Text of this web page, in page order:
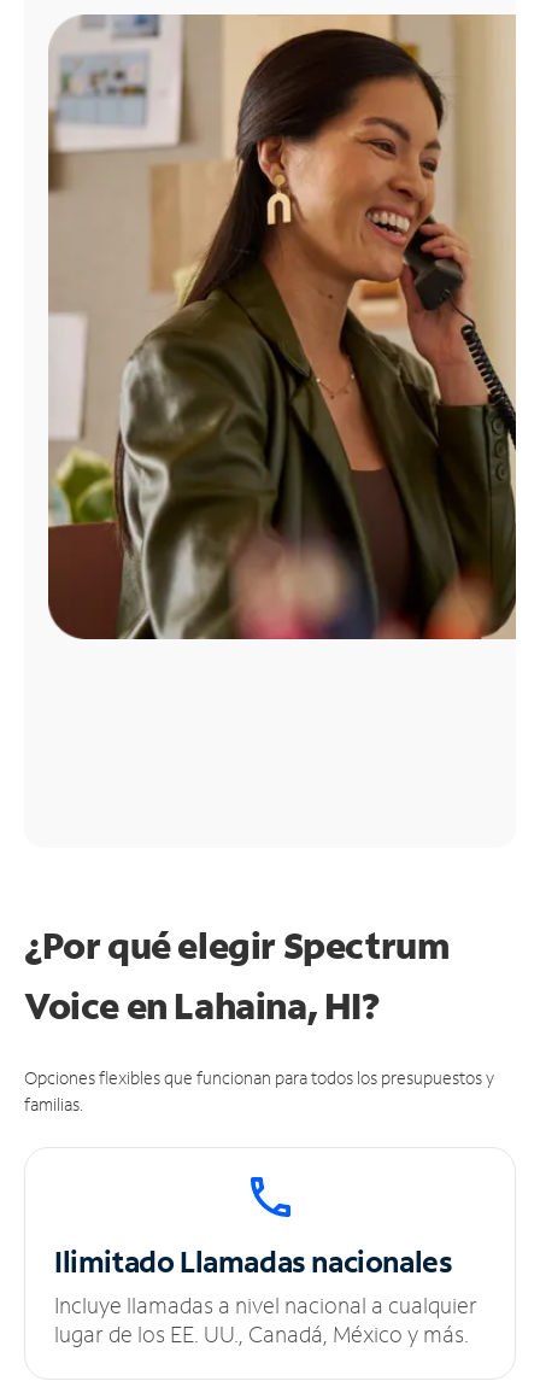
Administrar
cuenta
Encuentra
tienda
¿Por qué elegir Spectrum
Voice en Lahaina, HI?
Opciones flexibles que funcionan para todos los presupuestos y
familias.
IlimitadoLlamadas nacionales
Incluye llamadas a nivel nacional a cualquier
lugar de los EE. UU., Canadá, México y más.